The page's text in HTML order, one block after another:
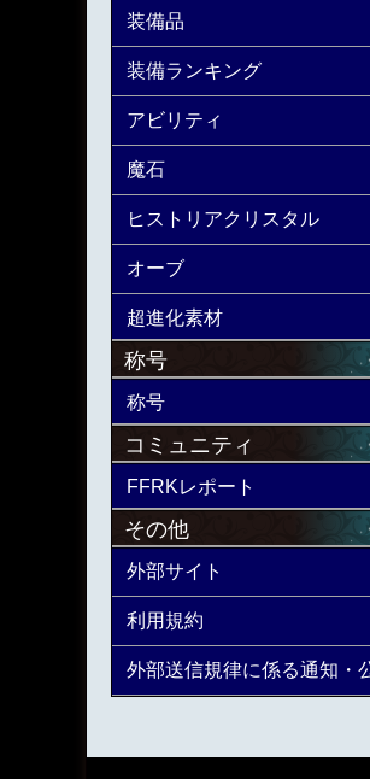
装備品
装備ランキング
アビリティ
魔石
ヒストリアクリスタル
オーブ
超進化素材
称号
称号
コミュニティ
FFRKレポート
その他
外部サイト
利用規約
外部送信規律に係る通知・